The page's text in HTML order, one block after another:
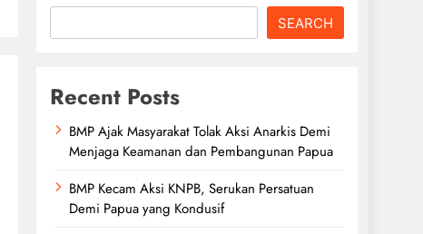
SEARCH
Recent Posts
BMP Ajak Masyarakat Tolak Aksi Anarkis Demi
Menjaga Keamanan dan Pembangunan Papua
BMP Kecam Aksi KNPB, Serukan Persatuan
Demi Papua yang Kondusif